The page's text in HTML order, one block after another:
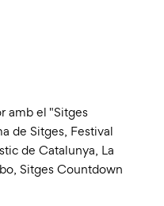
amb el "Sitges
de Sitges, Festival
de Catalunya, La
, Sitges Countdown